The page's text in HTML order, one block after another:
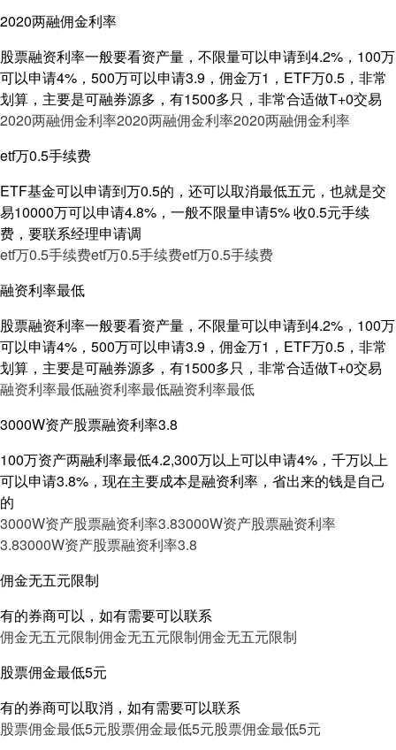
2020两融佣金利率
股票融资利率一般要看资产量，不限量可以申请到4.2%，100万
可以申请4%，500万可以申请3.9，佣金万1，ETF万0.5，非常
划算，主要是可融券源多，有1500多只，非常合适做T+0交易
2020两融佣金利率2020两融佣金利率2020两融佣金利率
etf万0.5手续费
ETF基金可以申请到万0.5的，还可以取消最低五元，也就是交
易10000万可以申请4.8%，一般不限量申请5% 收0.5元手续
费，要联系经理申请调
etf万0.5手续费etf万0.5手续费etf万0.5手续费
融资利率最低
股票融资利率一般要看资产量，不限量可以申请到4.2%，100万
可以申请4%，500万可以申请3.9，佣金万1，ETF万0.5，非常
划算，主要是可融券源多，有1500多只，非常合适做T+0交易
融资利率最低融资利率最低融资利率最低
3000W资产股票融资利率3.8
100万资产两融利率最低4.2,300万以上可以申请4%，千万以上
可以申请3.8%，现在主要成本是融资利率，省出来的钱是自己
的
3000W资产股票融资利率3.83000W资产股票融资利率
3.83000W资产股票融资利率3.8
佣金无五元限制
有的券商可以，如有需要可以联系
佣金无五元限制佣金无五元限制佣金无五元限制
股票佣金最低5元
有的券商可以取消，如有需要可以联系
股票佣金最低5元股票佣金最低5元股票佣金最低5元